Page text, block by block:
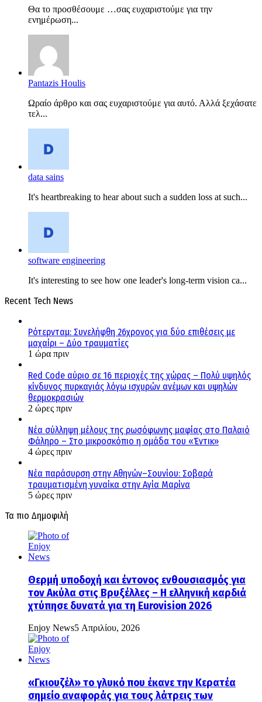
Θα το προσθέσουμε …σας ευχαριστούμε για την
ενημέρωση...
Pantazis Houlis
Ωραίο άρθρο και σας ευχαριστούμε για αυτό. Αλλά ξεχάσατε
τελ...
data sains
It's heartbreaking to hear about such a sudden loss at such...
software engineering
It's interesting to see how one leader's long-term vision ca...
Recent Tech News
Ρότερνταμ: Συνελήφθη 26χρονος για δύο επιθέσεις με
μαχαίρι – Δύο τραυματίες
1 ώρα πριν
Red Code αύριο σε 16 περιοχές της χώρας – Πολύ υψηλός
κίνδυνος πυρκαγιάς λόγω ισχυρών ανέμων και υψηλών
θερμοκρασιών
2 ώρες πριν
Νέα σύλληψη μέλους της ρωσόφωνης μαφίας στο Παλαιό
Φάληρο – Στο μικροσκόπιο η ομάδα του «Έντικ»
4 ώρες πριν
Νέα παράσυρση στην Αθηνών–Σουνίου: Σοβαρά
τραυματισμένη γυναίκα στην Αγία Μαρίνα
5 ώρες πριν
Τα πιο Δημοφιλή
Θερμή υποδοχή και έντονος ενθουσιασμός για
τον Ακύλα στις Βρυξέλλες – Η ελληνική καρδιά
χτύπησε δυνατά για τη Eurovision 2026
Enjoy News5 Απριλίου, 2026
«Γκιουζέλ» το γλυκό που έκανε την Κερατέα
σημείο αναφοράς για τους λάτρεις των